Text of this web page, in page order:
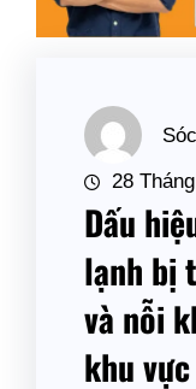
28
Dấu
lạnh bị
và nỗi
khu vực